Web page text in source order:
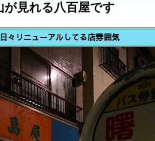
が見れる八百屋です
々リニューアルしてる店雰囲気